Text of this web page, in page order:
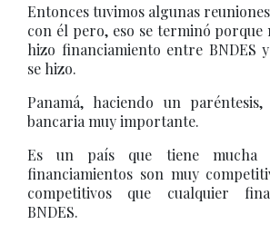
Entonces tuvimos algunas
con él pero, eso se terminó porque
hizo financiamiento entre BNDES
se hizo.
Panamá, haciendo un
bancaria muy importante.
Es un país que tiene mucha
financiamientos son muy
competitivos que cualquier
BNDES.